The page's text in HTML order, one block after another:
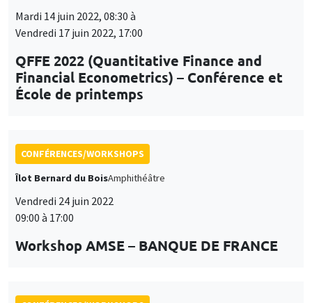
Mardi 14 juin 2022, 08:30 à
Vendredi 17 juin 2022, 17:00
QFFE 2022 (Quantitative Finance and
Financial Econometrics) – Conférence et
École de printemps
CONFÉRENCES/WORKSHOPS
Îlot Bernard du BoisAmphithéâtre
Vendredi 24 juin 2022
09:00 à 17:00
Workshop AMSE – BANQUE DE FRANCE